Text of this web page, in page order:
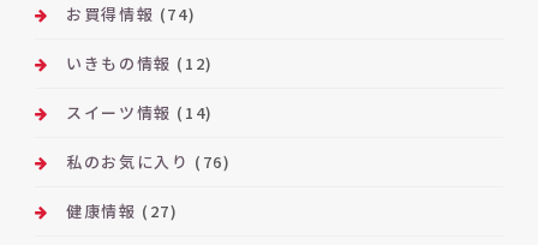
お買得情報 (74)
いきもの情報 (12)
スイーツ情報 (14)
私のお気に入り (76)
健康情報 (27)